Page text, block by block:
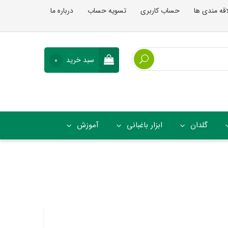
مندی ها حساب کاربری تسویه حساب درباره ما
سبد خرید 0
گلدان ابزار باغبانی آموزش